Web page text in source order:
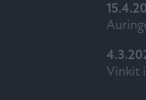
Vinkit